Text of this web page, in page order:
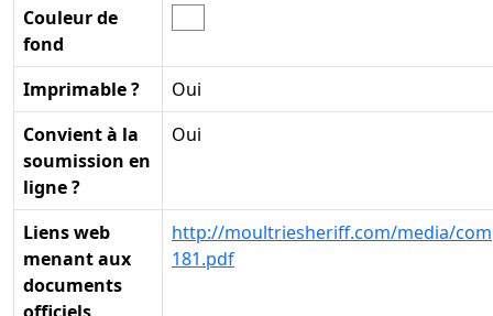
Couleur de
fond
Imprimable ?
Oui
Convient à la
soumission en
ligne ?
Oui
Liens web
menant aux
documents
http://moultriesheriff.com/media/
181.pdf